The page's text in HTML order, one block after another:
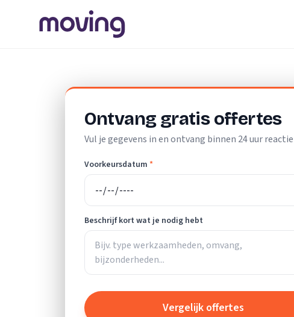
Ontvang gratis offertes
Vul je gegevens in en ontvang binnen 24 uur reactie
Voorkeursdatum *
Beschrijf kort wat je nodig hebt
Vergelijk offertes